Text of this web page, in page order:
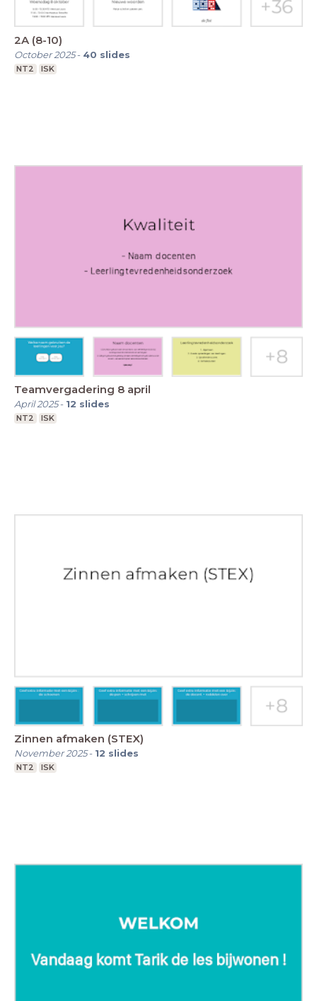
2A (8-10)
October 2025- 40 slides
NT2 ISK
Teamvergadering 8 april
April 2025- 12 slides
NT2 ISK
Zinnen afmaken (STEX)
November 2025- 12 slides
NT2 ISK